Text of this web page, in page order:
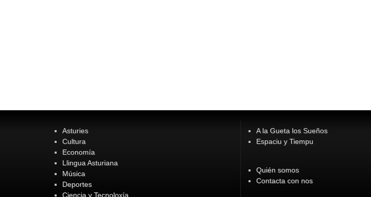
Asturies
Cultura
Economía
Llingua Asturiana
Música
Deportes
Ciencia y Tecnoloxía
A la Gueta los Sueños
Espaciu y Tiempu
Quién somos
Contacta con nos